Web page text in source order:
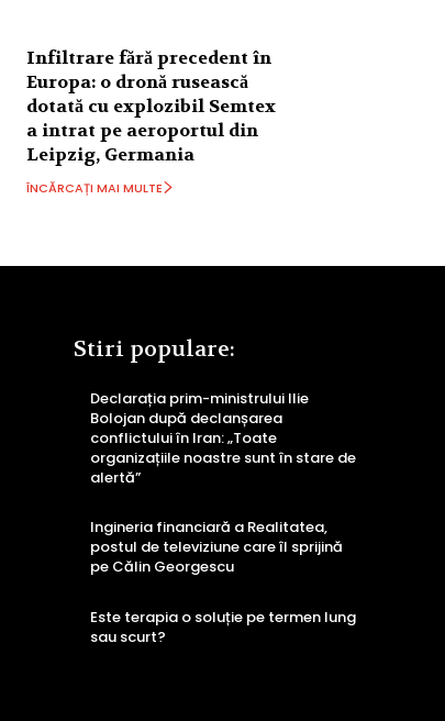
Infiltrare fără precedent în
Europa: o dronă rusească
dotată cu explozibil Semtex
a intrat pe aeroportul din
Leipzig, Germania
ÎNCĂRCAȚI MAI MULTE
Stiri populare:
Declarația prim-ministrului Ilie
Bolojan după declanșarea
conflictului în Iran: „Toate
organizațiile noastre sunt în stare de
alertă”
Ingineria financiară a Realitatea,
postul de televiziune care îl sprijină
pe Călin Georgescu
Este terapia o soluție pe termen lung
sau scurt?